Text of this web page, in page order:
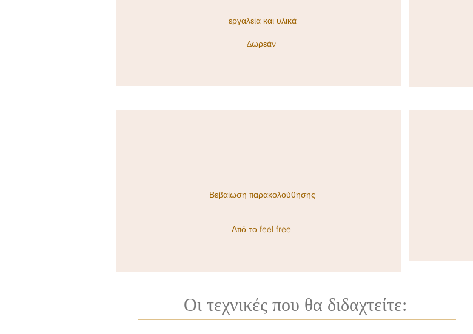
εργαλεία και υλικά
Δωρεάν
Βεβαίωση παρακολούθησης
Από το feel free
Οι τεχνικές που θα διδαχτείτε: